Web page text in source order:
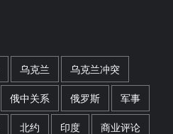
乌克兰 乌克兰冲突
俄中关系 俄罗斯 军事
北约 印度 商业评论